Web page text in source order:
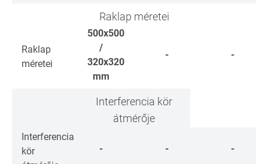
Raklap méretei
Raklap
méretei
500x500
/
320x320
mm
- -
Interferencia kör
átmérője
Interferencia
kör
- - -